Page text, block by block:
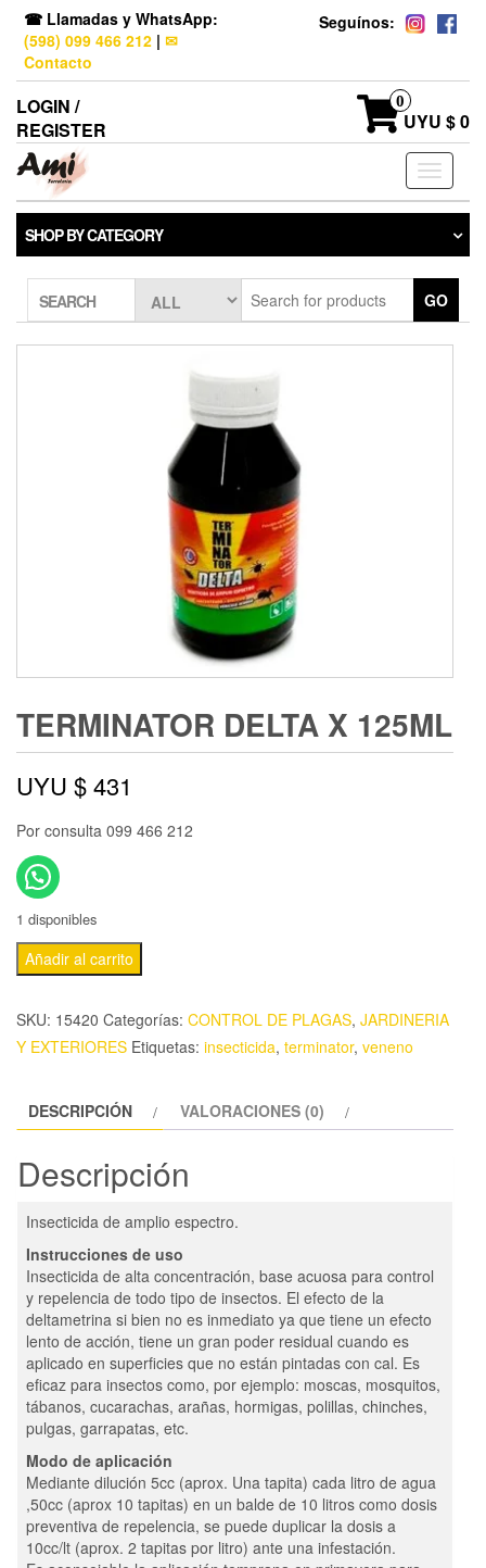
☎ Llamadas y WhatsApp:
(598) 099 466 212 | ✉
Contacto
Seguínos:
LOGIN /
REGISTER
0
UYU $ 0
Toggle
SHOP BY CATEGORY
SEARCH GO
TERMINATOR DELTA X 125ML
UYU $431
Por consulta 099 466 212
1 disponibles
Añadir al carrito
SKU: 15420 Categorías: CONTROL DE PLAGAS, JARDINERIA
Y EXTERIORES Etiquetas: insecticida, terminator, veneno
DESCRIPCIÓN VALORACIONES (0)
Descripción
Insecticida de amplio espectro.
Instrucciones de uso
Insecticida de alta concentración, base acuosa para control
y repelencia de todo tipo de insectos. El efecto de la
deltametrina si bien no es inmediato ya que tiene un efecto
lento de acción, tiene un gran poder residual cuando es
aplicado en superficies que no están pintadas con cal. Es
eficaz para insectos como, por ejemplo: moscas, mosquitos,
tábanos, cucarachas, arañas, hormigas, polillas, chinches,
pulgas, garrapatas, etc.
Modo de aplicación
Mediante dilución 5cc (aprox. Una tapita) cada litro de agua
,50cc (aprox 10 tapitas) en un balde de 10 litros como dosis
preventiva de repelencia, se puede duplicar la dosis a
10cc/lt (aprox. 2 tapitas por litro) ante una infestación.